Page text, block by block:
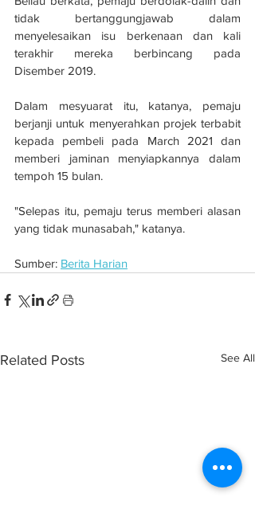
tidak bertanggungjawab dalam
menyelesaikan isu berkenaan dan kali
terakhir mereka berbincang pada
Disember 2019.
Dalam mesyuarat itu, katanya, pemaju
berjanji untuk menyerahkan projek terbabit
kepada pembeli pada March 2021 dan
memberi jaminan menyiapkannya dalam
tempoh 15 bulan.
"Selepas itu, pemaju terus memberi alasan
yang tidak munasabah," katanya.
Sumber: Berita Harian
Related Posts See All